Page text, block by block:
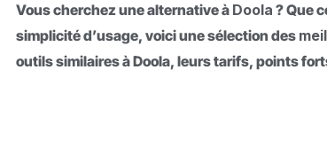
Vous cherchez une alternative à Doola ? Que
simplicité d’usage, voici une sélection des
outils similaires à Doola, leurs tarifs, points